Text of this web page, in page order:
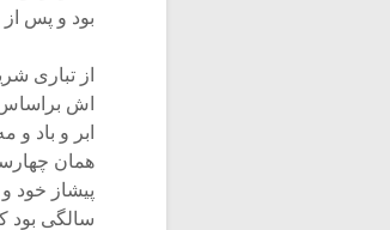
بود و پس از
از تباری
اش
ابر و باد و
همان
پیشاز خود
سالگی بود